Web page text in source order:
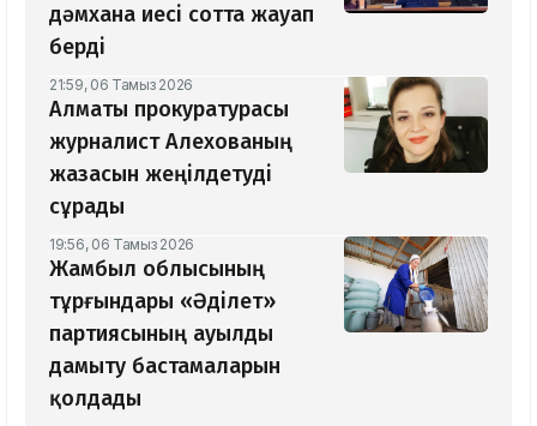
дәмхана иесі сотта жауап
берді
21:59, 06 Тамыз 2026
Алматы прокуратурасы
журналист Алехованың
жазасын жеңілдетуді
сұрады
19:56, 06 Тамыз 2026
Жамбыл облысының
тұрғындары «Әділет»
партиясының ауылды
дамыту бастамаларын
қолдады